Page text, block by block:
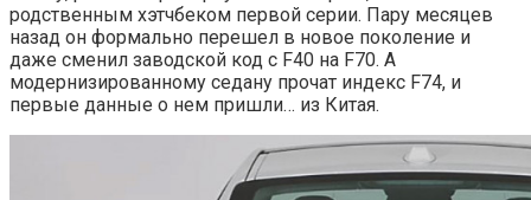
родственным хэтчбеком первой серии. Пару месяцев
назад он формально перешел в новое поколение и
даже сменил заводской код с F40 на F70. А
модернизированному седану прочат индекс F74, и
первые данные о нем пришли… из Китая.